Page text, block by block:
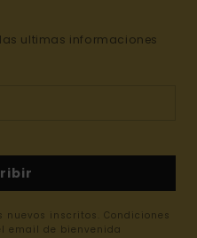
ultimas informaciones
inscritos. Condiciones
email de bienvenida